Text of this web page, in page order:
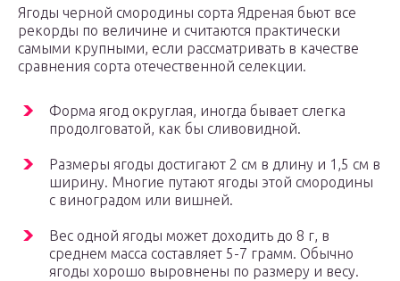
Ягоды черной смородины сорта Ядреная бьют все
рекорды по величине и считаются практически
самыми крупными, если рассматривать в качестве
сравнения сорта отечественной селекции.
Форма ягод округлая, иногда бывает слегка
продолговатой, как бы сливовидной.
Размеры ягоды достигают 2 см в длину и 1,5 см в
ширину. Многие путают ягоды этой смородины
с виноградом или вишней.
Вес одной ягоды может доходить до 8 г, в
среднем масса составляет 5-7 грамм. Обычно
ягоды хорошо выровнены по размеру и весу.